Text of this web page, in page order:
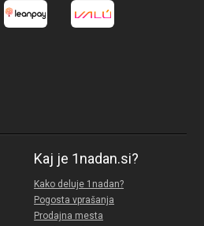
Kaj je 1nadan.si?
Kako deluje 1nadan?
Pogosta vprašanja
Prodajna mesta